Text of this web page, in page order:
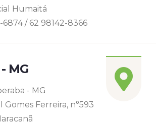
Humaitá
6874 / 62 98142-8366
MG
- MG
Gomes Ferreira, n°593